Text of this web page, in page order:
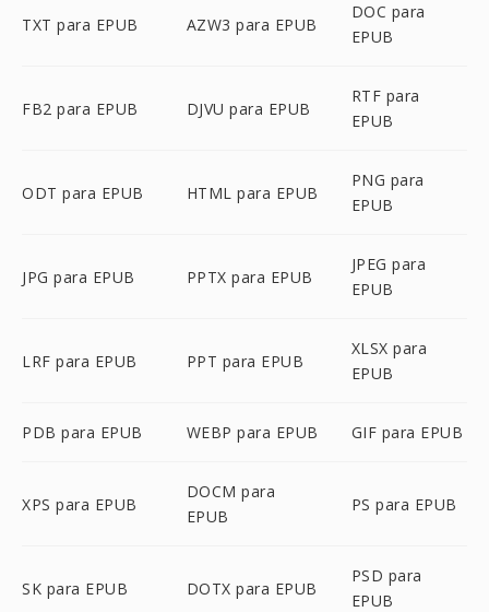
TXT para EPUB AZW3 para EPUB
DOC para
EPUB
FB2 para EPUB DJVU para EPUB
RTF para
EPUB
ODT para EPUB HTML para EPUB
PNG para
EPUB
JPG para EPUB PPTX para EPUB
JPEG para
EPUB
LRF para EPUB PPT para EPUB
XLSX para
EPUB
PDB para EPUB WEBP para EPUB GIF para EPUB
XPS para EPUB
DOCM para
EPUB
PS para EPUB
SK para EPUB DOTX para EPUB
PSD para
EPUB